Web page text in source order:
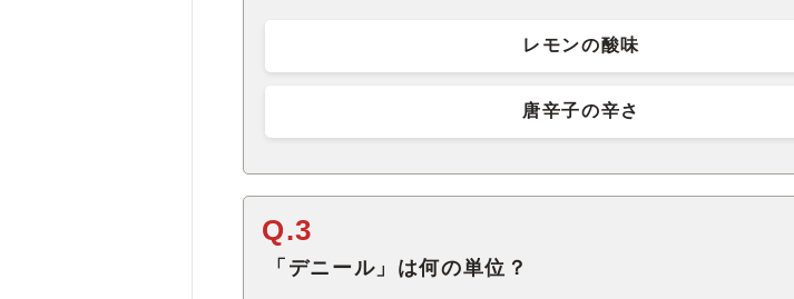
レモンの酸味
唐辛子の辛さ
Q.3
「デニール」は何の単位？